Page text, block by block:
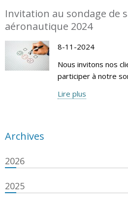
Invitation au sondage de
aéronautique 2024
8-11-2024
Nous invitons nos
participer à notre
Lire plus
Archives
2026
2025